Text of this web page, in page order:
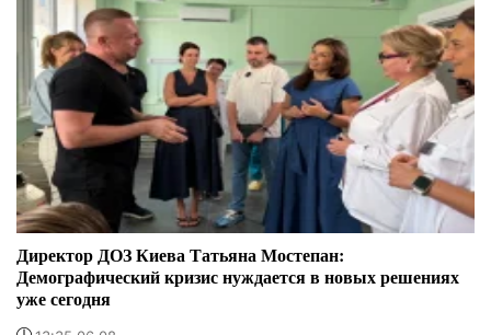
Директор ДОЗ Киева Татьяна Мостепан:
Демографический кризис нуждается в новых решениях
уже сегодня